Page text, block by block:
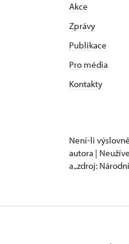
Akce
Zprávy
Publikace
Pro média
Kontakty
Není-li
autora |
a „zdroj: